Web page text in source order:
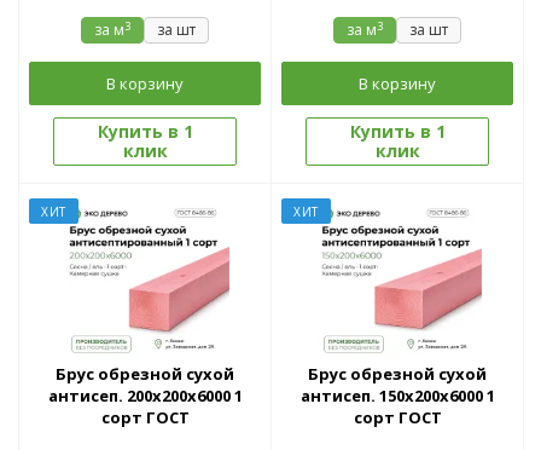
за м3 за шт
В корзину
Купить в 1
клик
за м3 за шт
В корзину
Купить в 1
клик
ХИТ
Брус обрезной сухой
антисеп. 200x200x6000 1
сорт ГОСТ
ХИТ
Брус обрезной сухой
антисеп. 150x200x6000 1
сорт ГОСТ